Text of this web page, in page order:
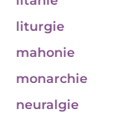
liturgie
mahonie
monarchie
neuralgie